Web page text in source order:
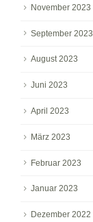
November 2023
September 2023
August 2023
Juni 2023
April 2023
März 2023
Februar 2023
Januar 2023
Dezember 2022